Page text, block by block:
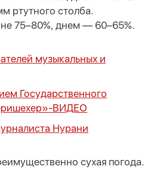
ртутного столба.
75–80%, днем — 60–65%.
музыкальных и
Государственного
ВИДЕО
Нурани
сухая погода.